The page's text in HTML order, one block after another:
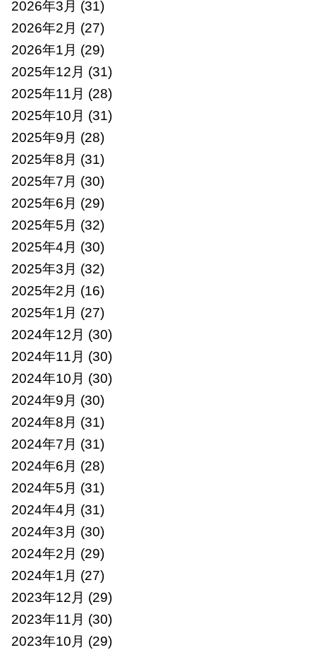
2026年3月 (31)
2026年2月 (27)
2026年1月 (29)
2025年12月 (31)
2025年11月 (28)
2025年10月 (31)
2025年9月 (28)
2025年8月 (31)
2025年7月 (30)
2025年6月 (29)
2025年5月 (32)
2025年4月 (30)
2025年3月 (32)
2025年2月 (16)
2025年1月 (27)
2024年12月 (30)
2024年11月 (30)
2024年10月 (30)
2024年9月 (30)
2024年8月 (31)
2024年7月 (31)
2024年6月 (28)
2024年5月 (31)
2024年4月 (31)
2024年3月 (30)
2024年2月 (29)
2024年1月 (27)
2023年12月 (29)
2023年11月 (30)
2023年10月 (29)